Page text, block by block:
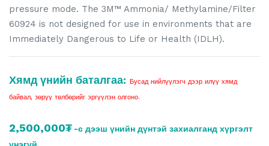
pressure mode. The 3M™ Ammonia/ Methylamine/Filter
60924 is not designed for use in environments that are
Immediately Dangerous to Life or Health (IDLH).
Хямд үнийн баталгаа: Бусад нийлүүлэгч дээр илүү хямд
байвал, зөрүү төлбөрийг эргүүлэн олгоно.
2,500,000₮ -с дээш үнийн дүнтэй захиалганд хүргэлт
үнэгүй.